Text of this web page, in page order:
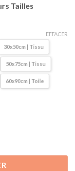
Tailles
30x50cm | Tissu
50x75cm | Tissu
60x90cm | Toile
EFFACER